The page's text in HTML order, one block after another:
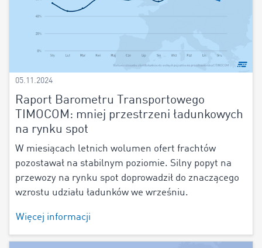
05.11.2024
Raport Barometru Transportowego
TIMOCOM: mniej przestrzeni ładunkowych
na rynku spot
W miesiącach letnich wolumen ofert frachtów
pozostawał na stabilnym poziomie. Silny popyt na
przewozy na rynku spot doprowadził do znaczącego
wzrostu udziału ładunków we wrześniu.
Więcej informacji